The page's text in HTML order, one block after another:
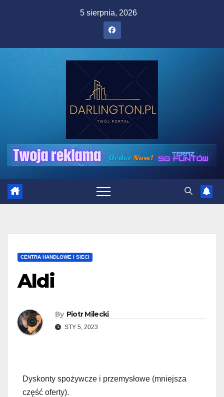
5 sierpnia, 2026
CENTRA HANDLOWE I SIECI
Aldi
By Piotr Milecki
STY 5, 2023
Dyskonty spożywcze i przemysłowe (mniejsza
część oferty).